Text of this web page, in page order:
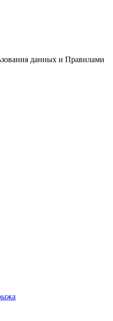
данных и Правилами